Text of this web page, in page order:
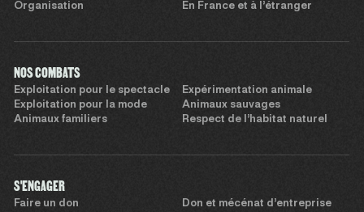
Organisation
En France et à l’étranger
NOS COMBATS
Exploitation pour le spectacle
Expérimentation animale
Exploitation pour la mode
Animaux sauvages
Animaux familiers
Respect de l’habitat naturel
S'ENGAGER
Faire un don
Don et mécénat d’entreprise